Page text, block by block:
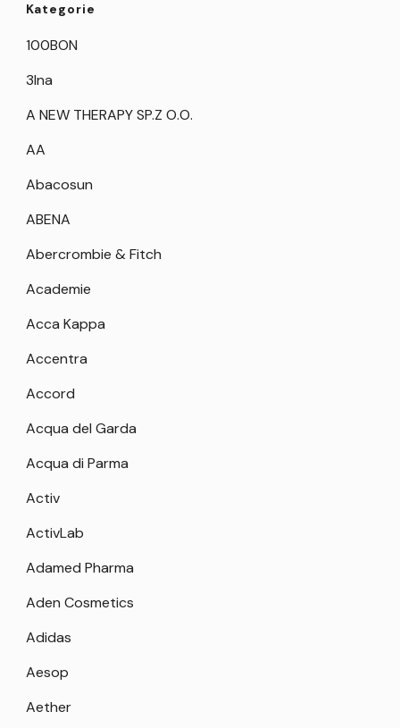
Kategorie
100BON
3Ina
A NEW THERAPY SP.Z O.O.
AA
Abacosun
ABENA
Abercrombie & Fitch
Academie
Acca Kappa
Accentra
Accord
Acqua del Garda
Acqua di Parma
Activ
ActivLab
Adamed Pharma
Aden Cosmetics
Adidas
Aesop
Aether